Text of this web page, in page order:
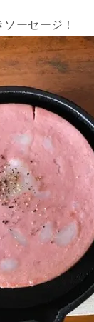
ーセージ！